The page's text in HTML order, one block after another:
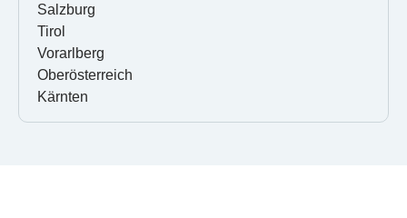
Salzburg
Tirol
Vorarlberg
Oberösterreich
Kärnten